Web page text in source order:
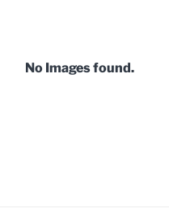
No Images found.